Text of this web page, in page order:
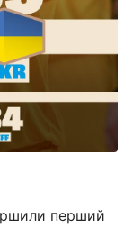
перший